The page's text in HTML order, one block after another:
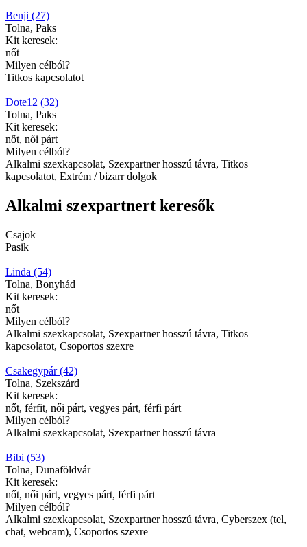
Benji (27)
Tolna, Paks
Kit keresek:
nőt
Milyen célból?
Titkos kapcsolatot
Dote12 (32)
Tolna, Paks
Kit keresek:
nőt, női párt
Milyen célból?
Alkalmi szexkapcsolat, Szexpartner hosszú távra, Titkos
kapcsolatot, Extrém / bizarr dolgok
Alkalmi szexpartnert keresők
Csajok
Pasik
Linda (54)
Tolna, Bonyhád
Kit keresek:
nőt
Milyen célból?
Alkalmi szexkapcsolat, Szexpartner hosszú távra, Titkos
kapcsolatot, Csoportos szexre
Csakegypár (42)
Tolna, Szekszárd
Kit keresek:
nőt, férfit, női párt, vegyes párt, férfi párt
Milyen célból?
Alkalmi szexkapcsolat, Szexpartner hosszú távra
Bibi (53)
Tolna, Dunaföldvár
Kit keresek:
nőt, női párt, vegyes párt, férfi párt
Milyen célból?
Alkalmi szexkapcsolat, Szexpartner hosszú távra, Cyberszex (tel,
chat, webcam), Csoportos szexre